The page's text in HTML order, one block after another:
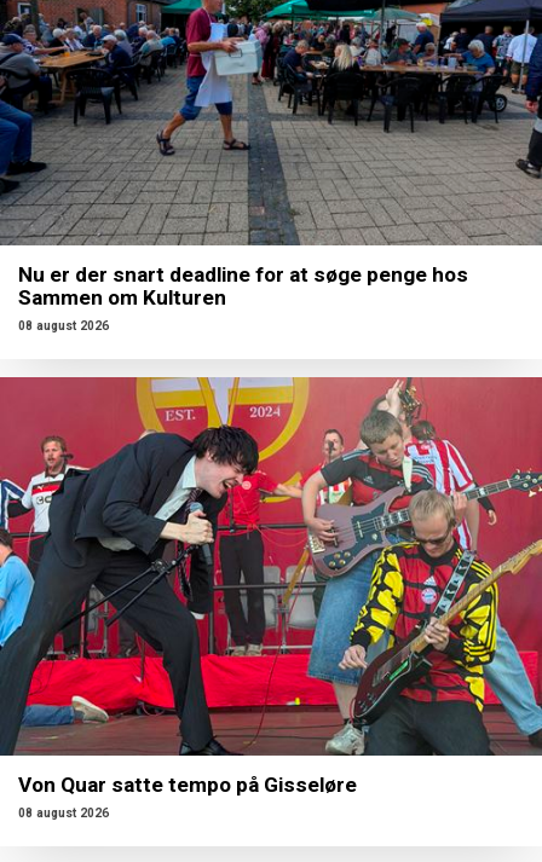
Nu er der snart deadline for at søge penge hos
Sammen om Kulturen
08 august 2026
Von Quar satte tempo på Gisseløre
08 august 2026